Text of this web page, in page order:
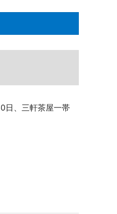
日、三軒茶屋一帯